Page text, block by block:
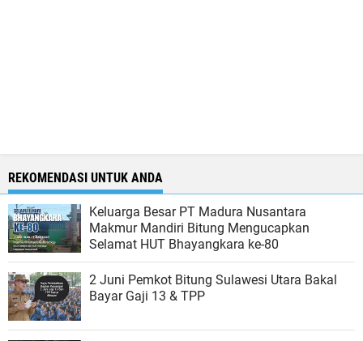
REKOMENDASI UNTUK ANDA
Keluarga Besar PT Madura Nusantara
Makmur Mandiri Bitung Mengucapkan
Selamat HUT Bhayangkara ke-80
2 Juni Pemkot Bitung Sulawesi Utara Bakal
Bayar Gaji 13 & TPP